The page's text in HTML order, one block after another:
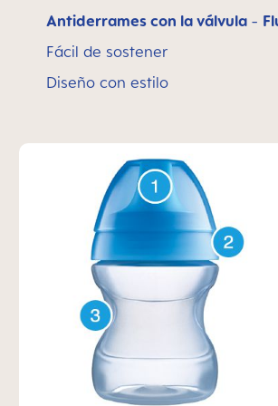
Antiderrames con la válvula -
Fácil de sostener
Diseño con estilo